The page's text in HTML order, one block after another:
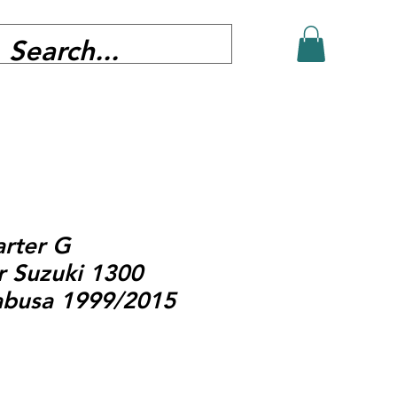
G
Suzuki 1300
1999/2015